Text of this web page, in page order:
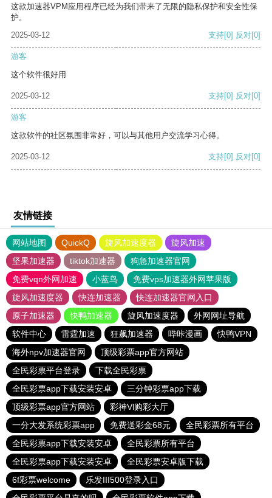
这款加速器VPM应用程序已经为我们带来了无限的隐私保护和安全性保
护。
2025-03-12
支持[0] 反对[0]
游客
这个软件很好用
2025-03-12 支持[0] 反对[0]
游客
这款软件的社区氛围非常好，可以与其他用户交流学习心得。
2025-03-12 支持[0] 反对[0]
友情链接
网站地图 QuickQ 旋风加速度器
旋风加速
坚果加速器
tiktok加速器
狗急加速器官网
免费vqn外网加速
小蓝鸟
免费vps加速器外网苹果版
旋风加速度器
快连加速器
快连加速器官网入口
原子加速器
快鸭加速器 旋风加速度器
外网网址导航
软件中心
雷霆加速 狂飙加速器 哔咔漫画
快鸭VPN
海外npv加速器官网
顶级彩票app官方网站
全民彩票平台登录
下载全民彩票
全民彩票app下载安装安卓
三分钟彩票app下载
顶级彩票app官方网站
彩神Vl购彩大厅
一分大发系统彩票app
免费送彩金68元
全民彩票所有平台
全民彩票app下载安装安卓
全民彩票所有平台
全民彩票app下载安装安卓
全民彩票安卓版下载
6f彩票welcome
乐发III500登录入口